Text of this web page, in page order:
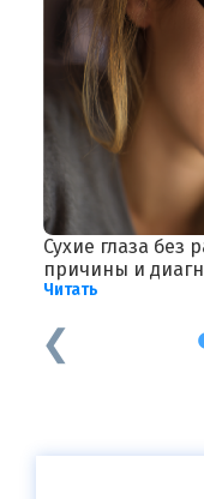
Сухие глаза без
причины и
Читать